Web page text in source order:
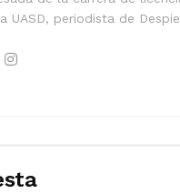
UASD, periodista de